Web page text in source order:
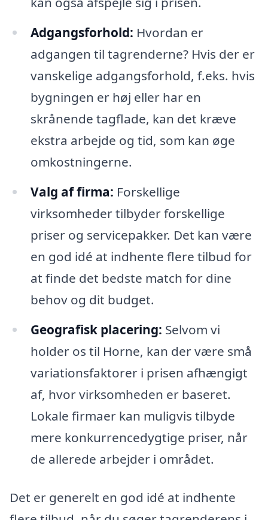
Adgangsforhold: Hvordan er
adgangen til tagrenderne? Hvis der er
vanskelige adgangsforhold, f.eks. hvis
bygningen er høj eller har en
skrånende tagflade, kan det kræve
ekstra arbejde og tid, som kan øge
omkostningerne.
Valg af firma: Forskellige
virksomheder tilbyder forskellige
priser og servicepakker. Det kan være
en god idé at indhente flere tilbud for
at finde det bedste match for dine
behov og dit budget.
Geografisk placering: Selvom vi
holder os til Horne, kan der være små
variationsfaktorer i prisen afhængigt
af, hvor virksomheden er baseret.
Lokale firmaer kan muligvis tilbyde
mere konkurrencedygtige priser, når
de allerede arbejder i området.
Det er generelt en god idé at indhente